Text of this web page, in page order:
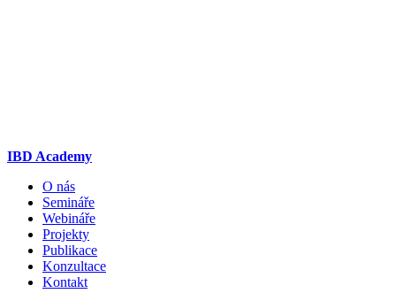
IBD Academy
O nás
Semináře
Webináře
Projekty
Publikace
Konzultace
Kontakt